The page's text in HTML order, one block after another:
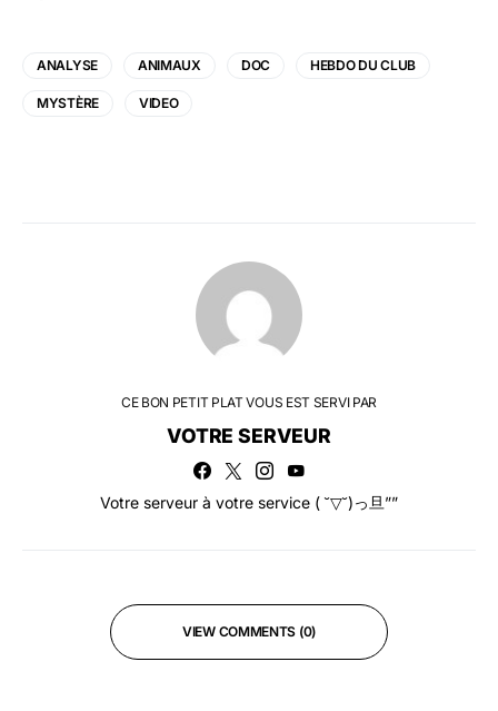
ANALYSE ANIMAUX DOC HEBDO DU CLUB
MYSTÈRE VIDEO
CE BON PETIT PLAT VOUS EST SERVI PAR
VOTRE SERVEUR
Votre serveur à votre service ( ˘▽˘)っ旦””
VIEW COMMENTS (0)